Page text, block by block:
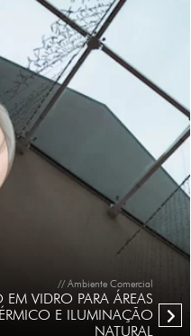
// Ambiente Comercial
VIDRO PARA ÁREAS
E ILUMINAÇÃO
NATURAL